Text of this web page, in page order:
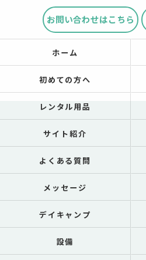
お問い合わせはこちら
ホーム
初めての方へ
レンタル用品
サイト紹介
よくある質問
メッセージ
デイキャンプ
設備